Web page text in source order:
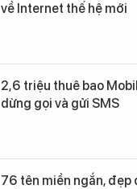
về Internet thế hệ mới
2,6 triệu thuê bao
dừng gọi và gửi SMS
76 tên miền ngắn, đẹp